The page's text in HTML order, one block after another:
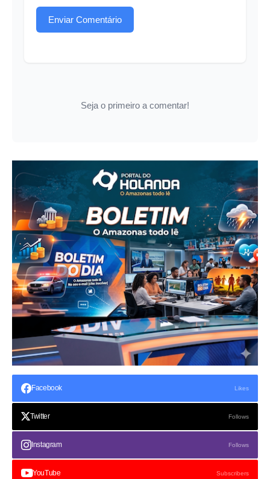
Enviar Comentário
Seja o primeiro a comentar!
Facebook Likes
Twitter Follows
Instagram Follows
YouTube Subscribers